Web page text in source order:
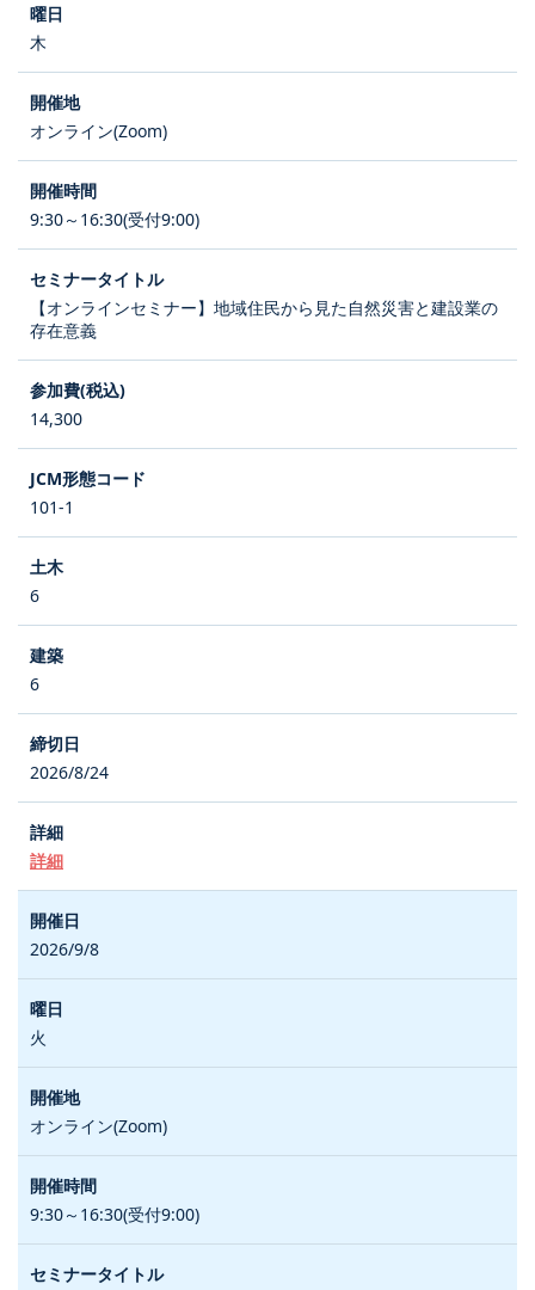
木
オンライン(Zoom)
9:30～16:30(受付9:00)
【オンラインセミナー】地域住民から見た自然災害と建設業の
存在意義
14,300
101-1
6
6
2026/8/24
詳細
2026/9/8
火
オンライン(Zoom)
9:30～16:30(受付9:00)